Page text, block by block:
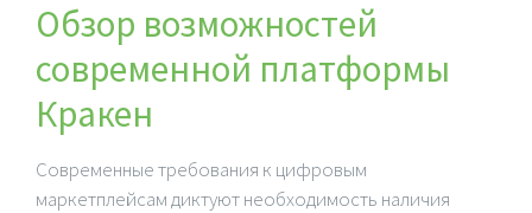
Обзор возможностей
современной платформы
Кракен
Современные требования к цифровым
маркетплейсам диктуют необходимость наличия